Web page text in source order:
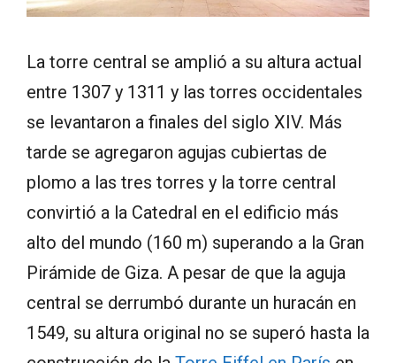
La torre central se amplió a su altura actual
entre 1307 y 1311 y las torres occidentales
se levantaron a finales del siglo XIV. Más
tarde se agregaron agujas cubiertas de
plomo a las tres torres y la torre central
convirtió a la Catedral en el edificio más
alto del mundo (160 m) superando a la Gran
Pirámide de Giza. A pesar de que la aguja
central se derrumbó durante un huracán en
1549, su altura original no se superó hasta la